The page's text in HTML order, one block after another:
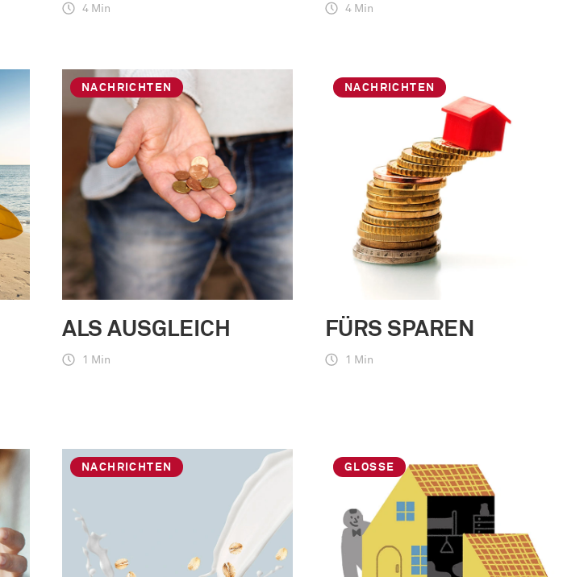
4 Min 4 Min
NACHRICHTEN
ALS AUSGLEICH
1 Min
NACHRICHTEN
FÜRS SPAREN
1 Min
NACHRICHTEN GLOSSE